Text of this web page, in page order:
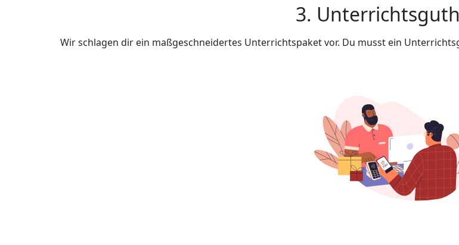
3.
Wir schlagen dir ein maßgeschneidertes Unterrichtspaket vor. Du musst ein